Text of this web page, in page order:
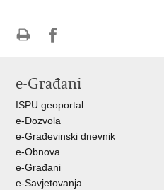
FacebookuTwitteru
e-Građani
ISPU geoportal
e-Dozvola
e-Građevinski dnevnik
e-Obnova
e-Građani
e-Savjetovanja